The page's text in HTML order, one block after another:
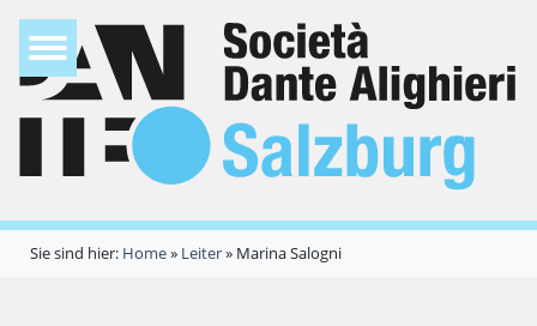
Sie sind hier: Home» Leiter» Marina Salogni